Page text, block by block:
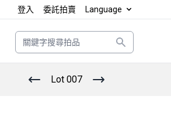
登入 委託拍賣 Language
Search
Lot 007